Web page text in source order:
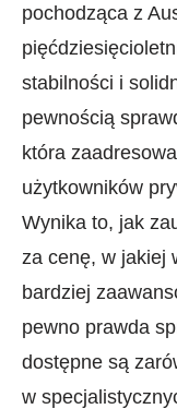
pochodząca z
stabilności i
pewnością
która
użytkowników
Wynika to, jak
za cenę, w jakiej
bardziej
pewno prawda
dostępne są
w